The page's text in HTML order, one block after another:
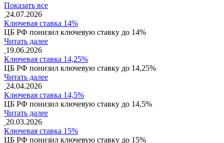
Показать все
24.07.2026
Ключевая ставка 14%
ЦБ РФ понизил ключевую ставку до 14%
Читать далее
19.06.2026
Ключевая ставка 14,25%
ЦБ РФ понизил ключевую ставку до 14,25%
Читать далее
24.04.2026
Ключевая ставка 14,5%
ЦБ РФ понизил ключевую ставку до 14,5%
Читать далее
20.03.2026
Ключевая ставка 15%
ЦБ РФ понизил ключевую ставку до 15%